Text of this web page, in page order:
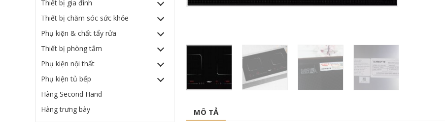
MÔ TẢ
Thiết bị gia đình
Thiết bị chăm sóc sức khỏe
Phụ kiện & chất tẩy rửa
Thiết bị phòng tắm
Phụ kiện nội thất
Phụ kiện tủ bếp
Hàng Second Hand
Hàng trưng bày